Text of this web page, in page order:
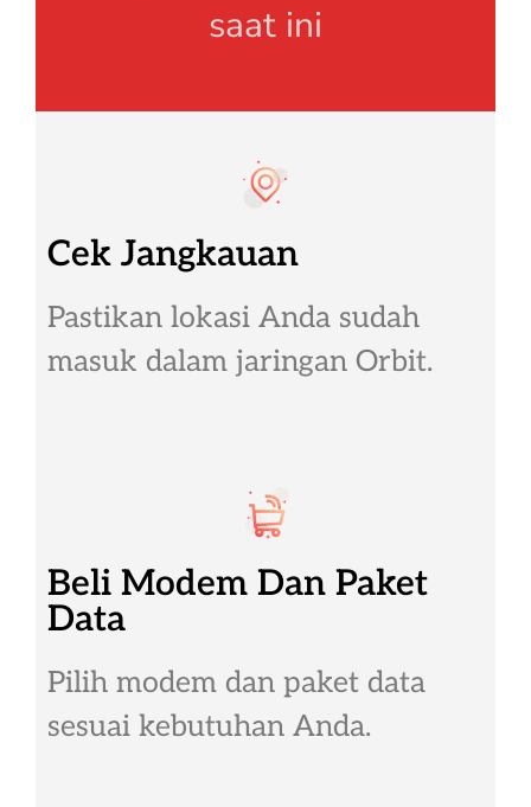
saat ini
Cek Jangkauan
Pastikan lokasi Anda sudah
masuk dalam jaringan Orbit.
Beli Modem Dan Paket
Data
Pilih modem dan paket data
sesuai kebutuhan Anda.